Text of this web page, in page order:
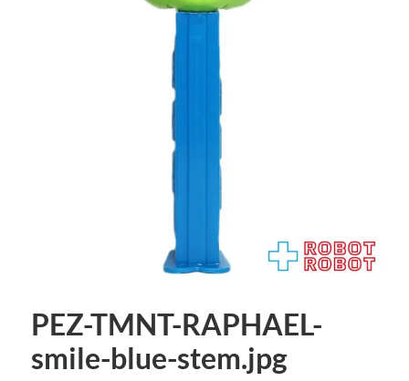
PEZ-TMNT-RAPHAEL-
smile-blue-stem.jpg